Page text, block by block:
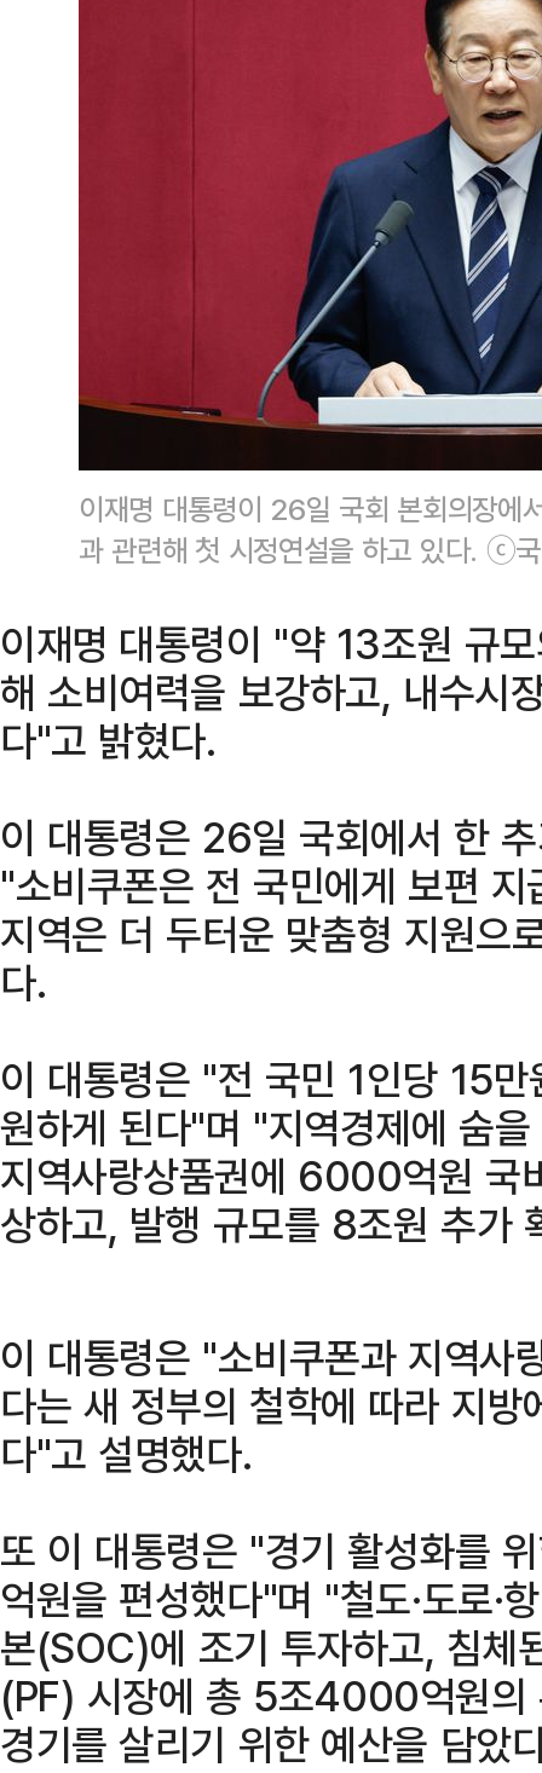
이재명 대통령이 26일 국회 본회의장에
과 관련해 첫 시정연설을 하고 있다. ⓒ
이재명 대통령이 "약 13조원 규
해 소비여력을 보강하고, 내수시
다"고 밝혔다.
이 대통령은 26일 국회에서 한
"소비쿠폰은 전 국민에게 보편
지역은 더 두터운 맞춤형 지원으
다.
이 대통령은 "전 국민 1인당 15
원하게 된다"며 "지역경제에 숨
지역사랑상품권에 6000억원 국
상하고, 발행 규모를 8조원 추가
이 대통령은 "소비쿠폰과 지역사
다는 새 정부의 철학에 따라 지
다"고 설명했다.
또 이 대통령은 "경기 활성화를
억원을 편성했다"며 "철도·도로·
본(SOC)에 조기 투자하고, 침체
(PF) 시장에 총 5조4000억원의
경기를 살리기 위한 예산을 담았